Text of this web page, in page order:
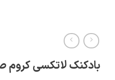
بادکنک لاتکسی کروم